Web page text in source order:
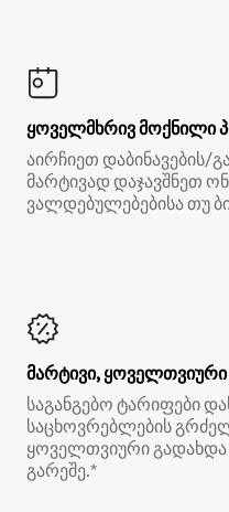
ყოველმხრივ მოქნილი
აირჩიეთ დაბინავების/
მარტივად დაჯავშნეთ
ვალდებულებებისა თუ
მარტივი,
საგანგებო ტარიფები
საცხოვრებლების
ყოველთვიური გადახდა
გარეშე.*